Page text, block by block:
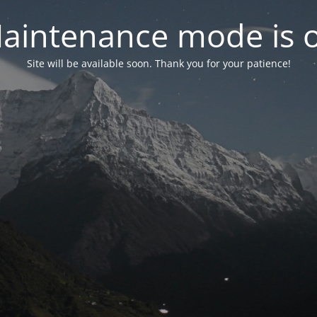
mode is
Site will be available soon. Thank you for your patience!